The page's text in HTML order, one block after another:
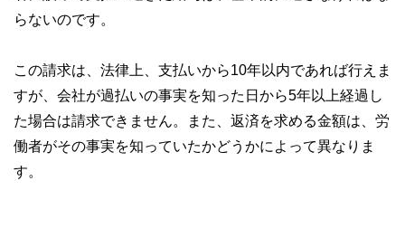
らないのです。
この請求は、法律上、支払いから10年以内であれば行えま
すが、会社が過払いの事実を知った日から5年以上経過し
た場合は請求できません。また、返済を求める金額は、労
働者がその事実を知っていたかどうかによって異なりま
す。